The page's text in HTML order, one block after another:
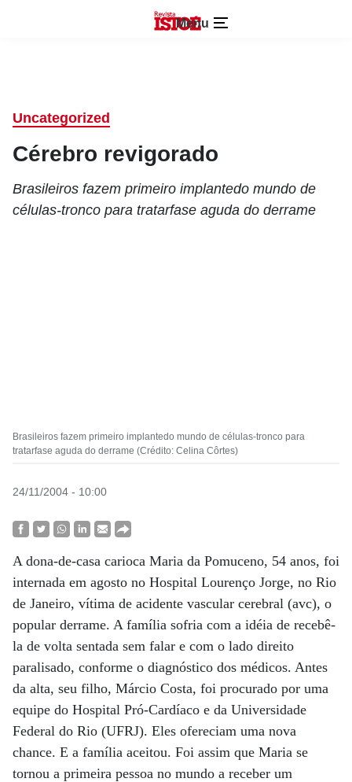
Menu
Uncategorized
Cérebro revigorado
Brasileiros fazem primeiro implantedo mundo de
células-tronco para tratarfase aguda do derrame
Brasileiros fazem primeiro implantedo mundo de células-tronco para
tratarfase aguda do derrame (Crédito: Celina Côrtes)
24/11/2004 - 10:00
A dona-de-casa carioca Maria da Pomuceno, 54 anos, foi
internada em agosto no Hospital Lourenço Jorge, no Rio
de Janeiro, vítima de acidente vascular cerebral (avc), o
popular derrame. A família sofria com a idéia de recebê-
la de volta sentada sem falar e com o lado direito
paralisado, conforme o diagnóstico dos médicos. Antes
da alta, seu filho, Márcio Costa, foi procurado por uma
equipe do Hospital Pró-Cardíaco e da Universidade
Federal do Rio (UFRJ). Eles ofereciam uma nova
chance. E a família aceitou. Foi assim que Maria se
tornou a primeira pessoa no mundo a receber um